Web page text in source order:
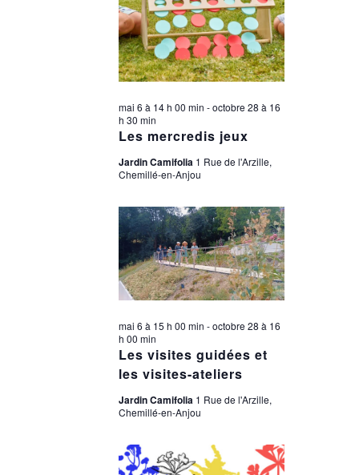
Les mercredis jeux
mai 6 à 14 h 00 min -octobre 28 à 16
h 30 min
Jardin Camifolia 1 Rue de l'Arzille,
Chemillé-en-Anjou
Les visites guidées et
les visites-ateliers
mai 6 à 15 h 00 min -octobre 28 à 16
h 00 min
Jardin Camifolia 1 Rue de l'Arzille,
Chemillé-en-Anjou